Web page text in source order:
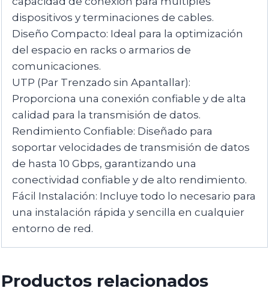
dispositivos y terminaciones de cables.
Diseño Compacto: Ideal para la optimización
del espacio en racks o armarios de
comunicaciones.
UTP (Par Trenzado sin Apantallar):
Proporciona una conexión confiable y de alta
calidad para la transmisión de datos.
Rendimiento Confiable: Diseñado para
soportar velocidades de transmisión de datos
de hasta 10 Gbps, garantizando una
conectividad confiable y de alto rendimiento.
Fácil Instalación: Incluye todo lo necesario para
una instalación rápida y sencilla en cualquier
entorno de red.
Productos relacionados